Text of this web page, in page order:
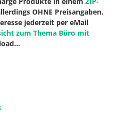
OHNE Preisangaben.
jederzeit per eMail
zum Thema Büro mit